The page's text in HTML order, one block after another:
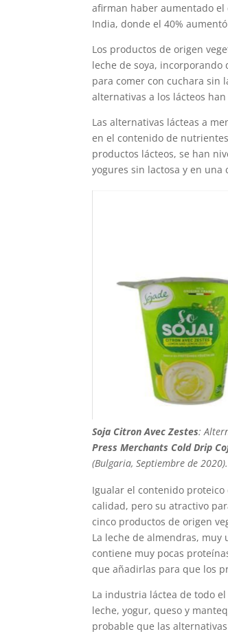
afirman haber aumentado el
India, donde el 40%
Los productos de origen
leche de soya, incorporando
para comer con cuchara sin
alternativas a los lácteos
Las alternativas lácteas a
en el contenido de
productos lácteos, se han
yogures sin lactosa y en
Soja Citron Avec Zestes:
Press Merchants Cold Drip
(Bulgaria, Septiembre de 2020).
Igualar el contenido
calidad, pero su atractivo
cinco productos de origen
La leche de almendras,
contiene muy pocas
que añadirlas para que los
La industria láctea de todo
leche, yogur, queso y
probable que las